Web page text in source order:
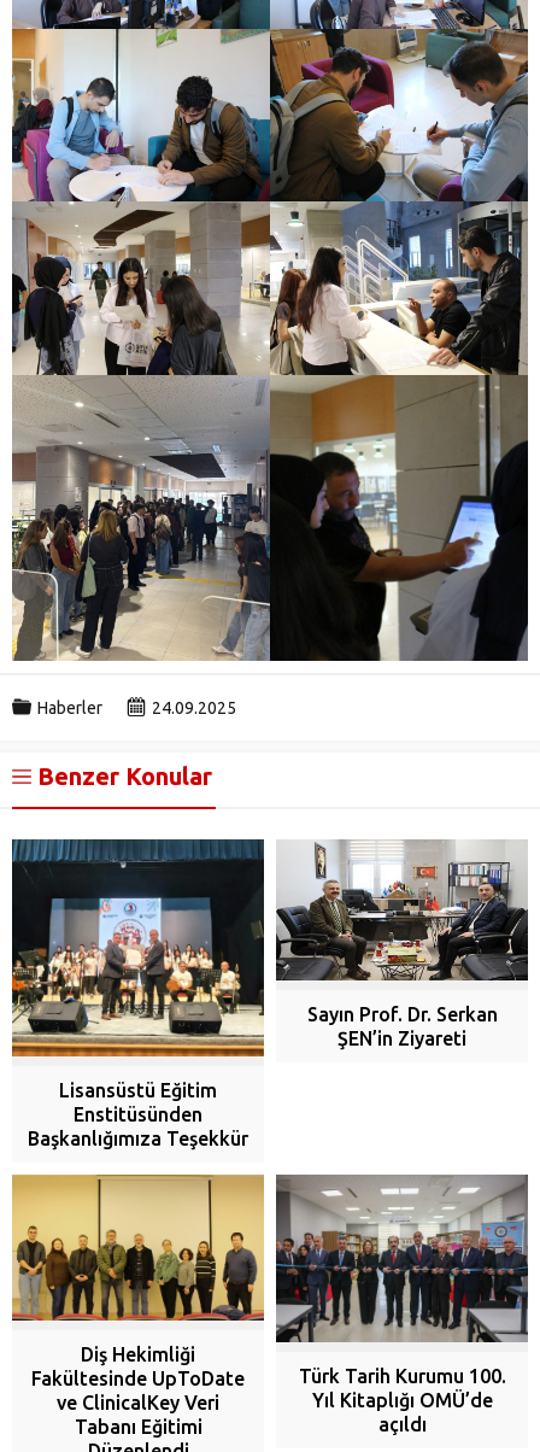
Haberler 24.09.2025
Benzer Konular
Lisansüstü Eğitim
Enstitüsünden
Başkanlığımıza Teşekkür
Sayın Prof. Dr. Serkan
ŞEN’in Ziyareti
Diş Hekimliği
Fakültesinde UpToDate
ve ClinicalKey Veri
Tabanı Eğitimi
Türk Tarih Kurumu 100.
Yıl Kitaplığı OMÜ’de
açıldı